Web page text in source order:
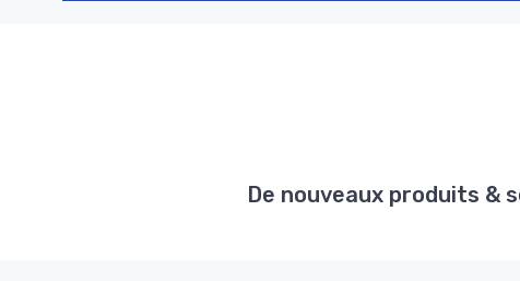
De nouveaux produits &